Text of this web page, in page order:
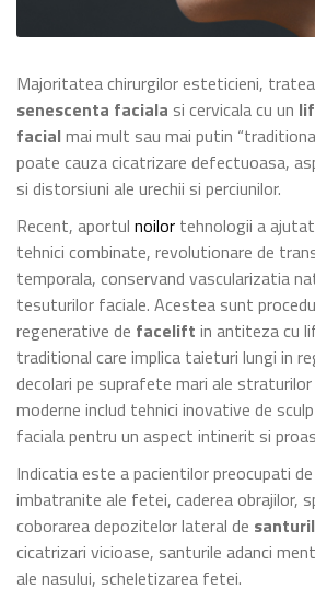
Majoritatea chirurgilor esteticieni,
senescenta faciala si cervicala cu un
facialmai mult sau mai putin
poate cauza cicatrizare defectuoasa,
si distorsiuni ale urechii si perciunilor.
Recent, aportul noilor tehnologii a
tehnici combinate, revolutionare de
temporala, conservand vascularizatia
tesuturilor faciale. Acestea sunt
regenerative de facelift in antiteza cu
traditional care implica taieturi lungi in
decolari pe suprafete mari ale
moderne includ tehnici inovative de
faciala pentru un aspect intinerit si
Indicatia este a pacientilor preocupati
imbatranite ale fetei, caderea obrajilor,
coborarea depozitelor lateral de
cicatrizari vicioase, santurile adanci
ale nasului, scheletizarea fetei.